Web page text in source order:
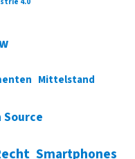
Mittelstand
Source
Smartphones